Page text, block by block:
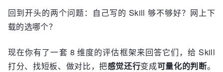
回到开头的两个问题：自己写的 Skill 够不够好？网上下
载的选哪个？
现在你有了一套 8 维度的评估框架来回答它们，给 Skill
打分、找短板、做对比，把感觉还行变成可量化的判断。